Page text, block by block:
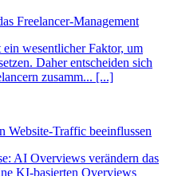
Freelancer-Management
wesentlicher Faktor, um
Daher entscheiden sich
zusamm... [...]
Website-Traffic beeinflussen
AI Overviews verändern das
KI-basierten Overviews